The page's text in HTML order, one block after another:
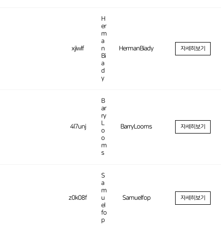
xjiwlf
H
er
m
a
n
Bi
a
d
y
HermanBiady 자세히보기
4l7unj
B
ar
ry
L
o
o
m
s
BarryLooms 자세히보기
z0k08f
S
a
m
u
el
fo
p
Samuelfop 자세히보기